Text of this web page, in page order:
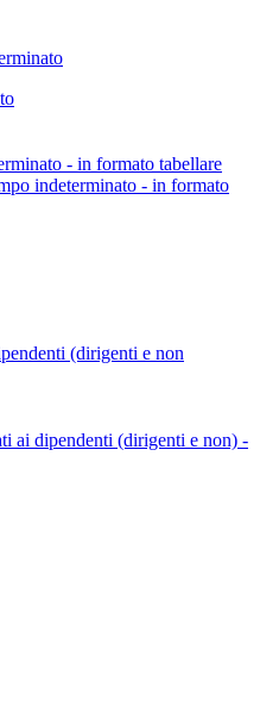
- in formato tabellare
indeterminato - in formato
(dirigenti e non
ai dipendenti (dirigenti e non) -